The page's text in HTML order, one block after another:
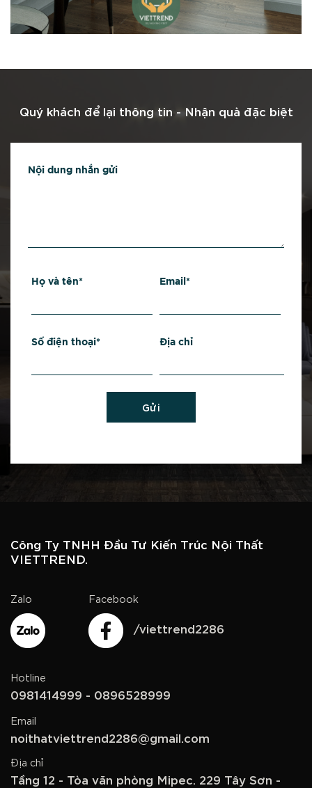
Quý khách để lại thông tin -Nhận quà đặc biệt
Nội dung nhắn gửi
Họ và tên* Email*
Số điện thoại* Địa chỉ
Gửi
Công Ty TNHH Đầu Tư Kiến Trúc Nội Thất
VIETTREND.
Zalo Facebook
/viettrend2286
Hotline
0981414999 - 0896528999
Email
noithatviettrend2286@gmail.com
Địa chỉ
Tầng 12 - Tòa văn phòng Mipec. 229 Tây Sơn -